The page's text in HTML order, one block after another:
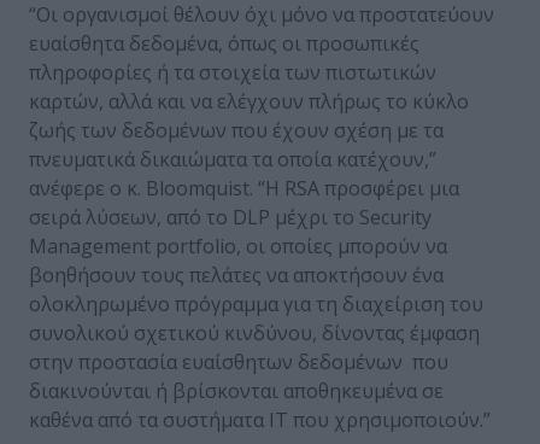
“Οι οργανισμοί θέλουν όχι μόνο να προστατεύουν
ευαίσθητα δεδομένα, όπως οι προσωπικές
πληροφορίες ή τα στοιχεία των πιστωτικών
καρτών, αλλά και να ελέγχουν πλήρως το κύκλο
ζωής των δεδομένων που έχουν σχέση με τα
πνευματικά δικαιώματα τα οποία κατέχουν,”
ανέφερε ο κ. Bloomquist. “Η RSA προσφέρει μια
σειρά λύσεων, από το DLP μέχρι το Security
Management portfolio, οι οποίες μπορούν να
βοηθήσουν τους πελάτες να αποκτήσουν ένα
ολοκληρωμένο πρόγραμμα για τη διαχείριση του
συνολικού σχετικού κινδύνου, δίνοντας έμφαση
στην προστασία ευαίσθητων δεδομένων που
διακινούνται ή βρίσκονται αποθηκευμένα σε
καθένα από τα συστήματα ΙΤ που χρησιμοποιούν.”